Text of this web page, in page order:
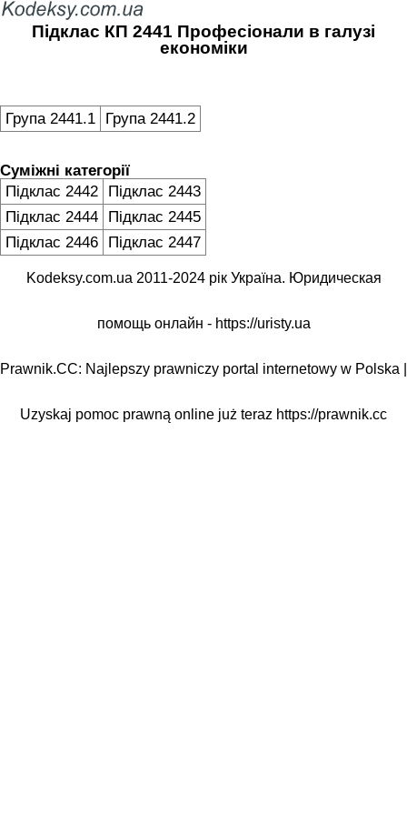
Підклас КП 2441 Професіонали в галузі
економіки
Група 2441.1 Група 2441.2
Суміжні категорії
Підклас 2442 Підклас 2443
Підклас 2444 Підклас 2445
Підклас 2446 Підклас 2447
Kodeksy.com.ua 2011-2024 рік Україна. Юридическая
помощь онлайн - https://uristy.ua
Prawnik.CC: Najlepszy prawniczy portal internetowy w Polska |
Uzyskaj pomoc prawną online już teraz https://prawnik.cc